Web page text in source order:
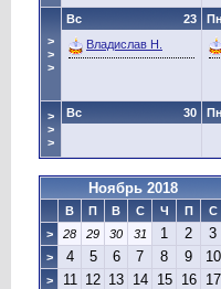
>
>
>
23
Вс
Владислав Н.
Пн
>
>
>
30
Вс Пн
Ноябрь 2018
В П В С Ч П
С
>
28 29 30 31 1 2 3
> 4 5 6 7 8 9 10
> 11 12 13 14 15 16 17